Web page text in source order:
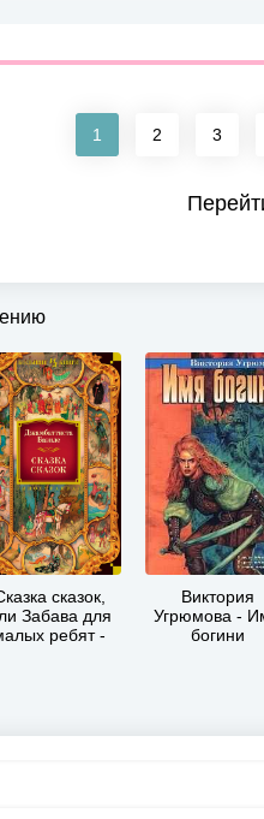
1 2 3
сказок,
Забава для
ребят -
Виктория
Угрюмова -
богини